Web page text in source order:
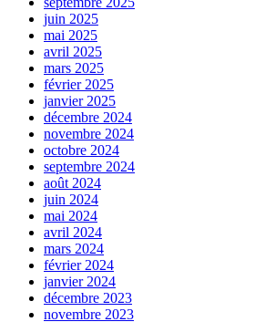
juin 2025
mai 2025
avril 2025
mars 2025
février 2025
janvier 2025
décembre 2024
novembre 2024
octobre 2024
septembre 2024
août 2024
juin 2024
mai 2024
avril 2024
mars 2024
février 2024
janvier 2024
décembre 2023
novembre 2023